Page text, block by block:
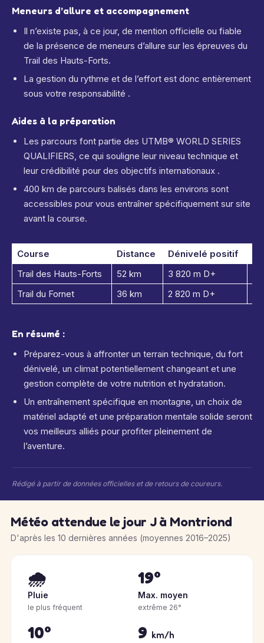
Meneurs d’allure et accompagnement
Il n’existe pas, à ce jour, de mention officielle ou fiable
de la présence de meneurs d’allure sur les épreuves du
Trail des Hauts-Forts.
La gestion du rythme et de l’effort est donc entièrement
sous votre responsabilité .
Aides à la préparation
Les parcours font partie des UTMB® WORLD SERIES
QUALIFIERS, ce qui souligne leur niveau technique et
leur crédibilité pour des objectifs internationaux .
400 km de parcours balisés dans les environs sont
accessibles pour vous entraîner spécifiquement sur site
avant la course.
Course Distance Dénivelé positif
Trail des Hauts-Forts
52 km 3 820 m D+
Trail du Fornet
36 km 2 820 m D+
En résumé :
Préparez-vous à affronter un terrain technique, du fort
dénivelé, un climat potentiellement changeant et une
gestion complète de votre nutrition et hydratation.
Un entraînement spécifique en montagne, un choix de
matériel adapté et une préparation mentale solide seront
vos meilleurs alliés pour profiter pleinement de
l’aventure.
Rédigé à partir de données officielles et de retours de coureurs.
Météo attendue le jour J à Montriond
D'après les 10 dernières années (moyennes 2016–2025)
🌧️
Pluie
le plus fréquent
19°
Max. moyen
extrême 26°
10° 9 km/h